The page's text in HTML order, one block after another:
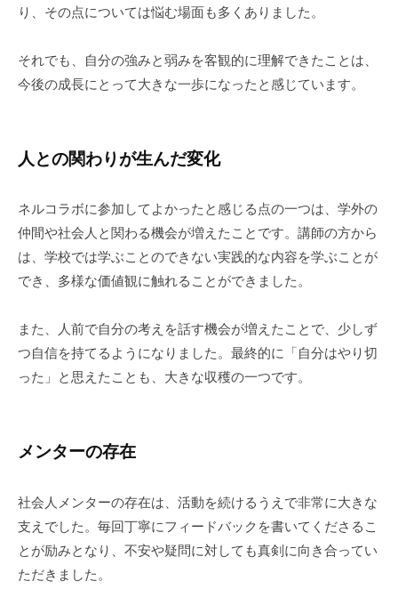
り、その点については悩む場面も多くありました。
それでも、自分の強みと弱みを客観的に理解できたことは、
今後の成長にとって大きな一歩になったと感じています。
人との関わりが生んだ変化
ネルコラボに参加してよかったと感じる点の一つは、学外の
仲間や社会人と関わる機会が増えたことです。講師の方から
は、学校では学ぶことのできない実践的な内容を学ぶことが
でき、多様な価値観に触れることができました。
また、人前で自分の考えを話す機会が増えたことで、少しず
つ自信を持てるようになりました。最終的に「自分はやり切
った」と思えたことも、大きな収穫の一つです。
メンターの存在
社会人メンターの存在は、活動を続けるうえで非常に大きな
支えでした。毎回丁寧にフィードバックを書いてくださるこ
とが励みとなり、不安や疑問に対しても真剣に向き合ってい
ただきました。